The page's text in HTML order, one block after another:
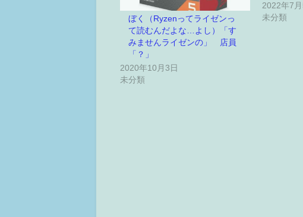
ぼく（Ryzenってライゼンっ
て読むんだよな…よし）「す
みませんライゼンの」 店員
「？」
2020年10月3日
未分類
2022年7月
未分類